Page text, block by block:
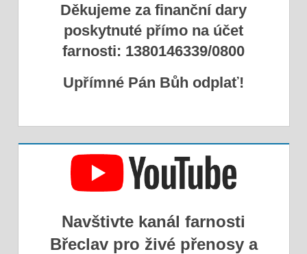
Děkujeme za finanční dary
poskytnuté přímo na účet
farnosti: 1380146339/0800
Upřímné Pán Bůh odplať!
Navštivte kanál farnosti
Břeclav pro živé přenosy a